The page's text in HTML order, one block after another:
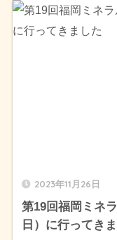
2023年11月26日
第19回福岡ミネ
日）に行ってき